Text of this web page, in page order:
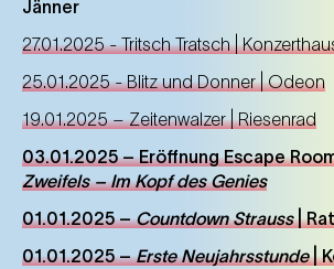
Jänner
27.01.2025 - Tritsch Tratsch |
25.01.2025 - Blitz und Donner | Odeon
19.01.2025 – Zeitenwalzer | Riesenrad
03.01.2025 – Eröffnung Escape
Zweifels–Im Kopf des Genies
01.01.2025 –Countdown Strauss|
01.01.2025 –Erste Neujahrsstunde|